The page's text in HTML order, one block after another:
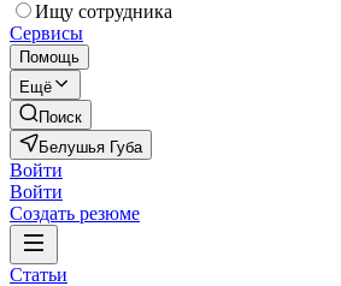
Ищу сотрудника
Сервисы
Помощь
Ещё
Поиск
Белушья Губа
Войти
Войти
Создать резюме
Статьи